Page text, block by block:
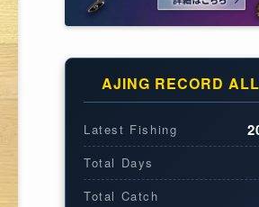
AJING RECORD
Latest Fishing
Total Days
Total Catch